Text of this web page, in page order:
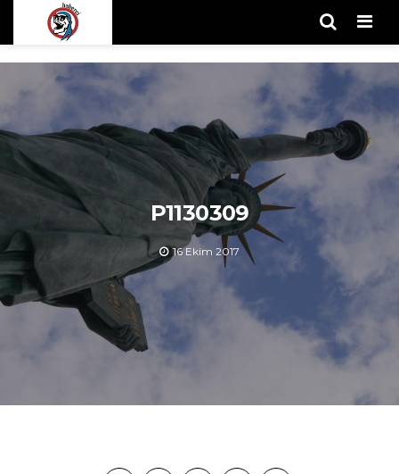
P1130309
16 Ekim 2017